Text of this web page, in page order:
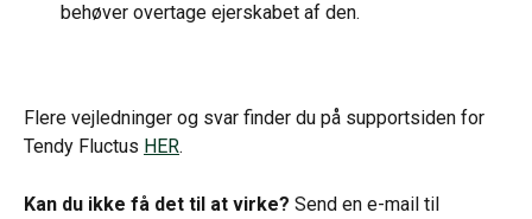
behøver overtage ejerskabet af den.
Flere vejledninger og svar finder du på supportsiden for
Tendy Fluctus HER.
Kan du ikke få det til at virke? Send en e-mail til